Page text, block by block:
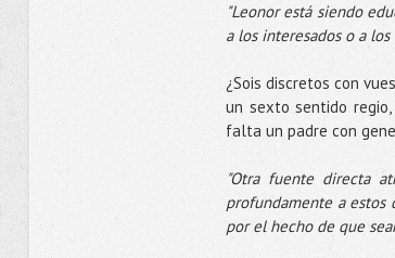
"Leonor está siendo
a los interesados o a
¿Sois discretos con
un sexto sentido
falta un padre con
"Otra fuente directa
profundamente a estos
por el hecho de que